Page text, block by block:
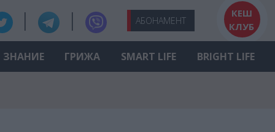
АБОНАМЕНТ
КЕШ
КЛУБ
ЗНАНИЕ ГРИЖА SMART LIFE BRIGHT LIFE